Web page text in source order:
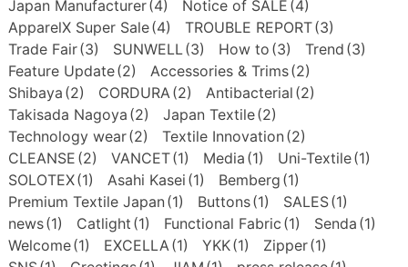
Japan Manufacturer(4) Notice of SALE (4)
ApparelX Super Sale(4) TROUBLE REPORT(3)
Trade Fair(3) SUNWELL(3) How to (3) Trend (3)
Feature Update(2) Accessories & Trims(2)
Shibaya (2) CORDURA(2) Antibacterial (2)
Takisada Nagoya (2) Japan Textile(2)
Technology wear(2) Textile Innovation (2)
CLEANSE (2) VANCET(1) Media (1) Uni-Textile(1)
SOLOTEX(1) Asahi Kasei (1) Bemberg (1)
Premium Textile Japan (1) Buttons(1) SALES(1)
news(1) Catlight (1) Functional Fabric (1) Senda (1)
Welcome(1) EXCELLA(1) YKK(1) Zipper(1)